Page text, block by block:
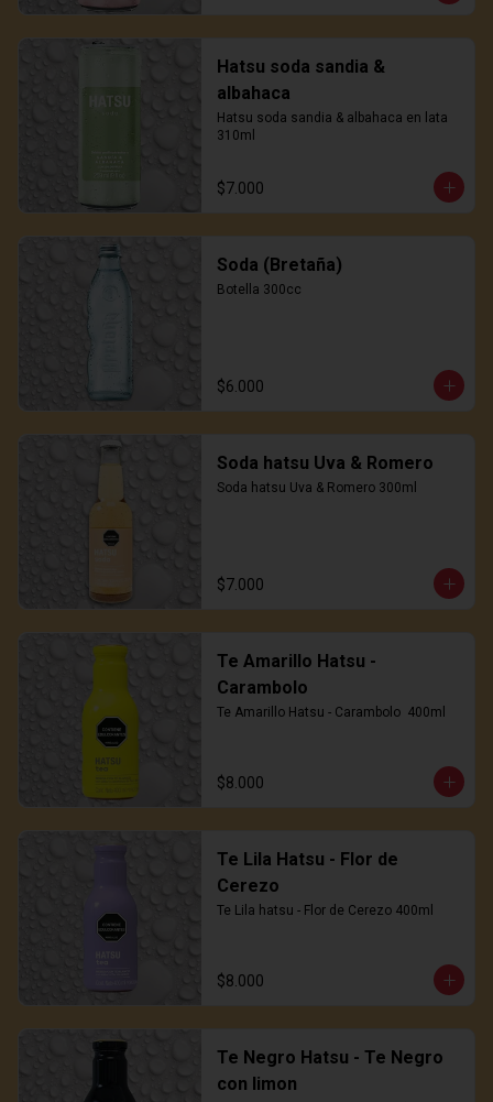
Hatsu soda sandia &
albahaca
Hatsu soda sandia & albahaca en lata
310ml
$7.000
Soda (Bretaña)
Botella 300cc
$6.000
Soda hatsu Uva & Romero
Soda hatsu Uva & Romero 300ml
$7.000
Te Amarillo Hatsu -
Carambolo
Te Amarillo Hatsu - Carambolo  400ml
$8.000
Te Lila Hatsu - Flor de
Cerezo
Te Lila hatsu - Flor de Cerezo 400ml
$8.000
Te Negro Hatsu - Te Negro
con limon